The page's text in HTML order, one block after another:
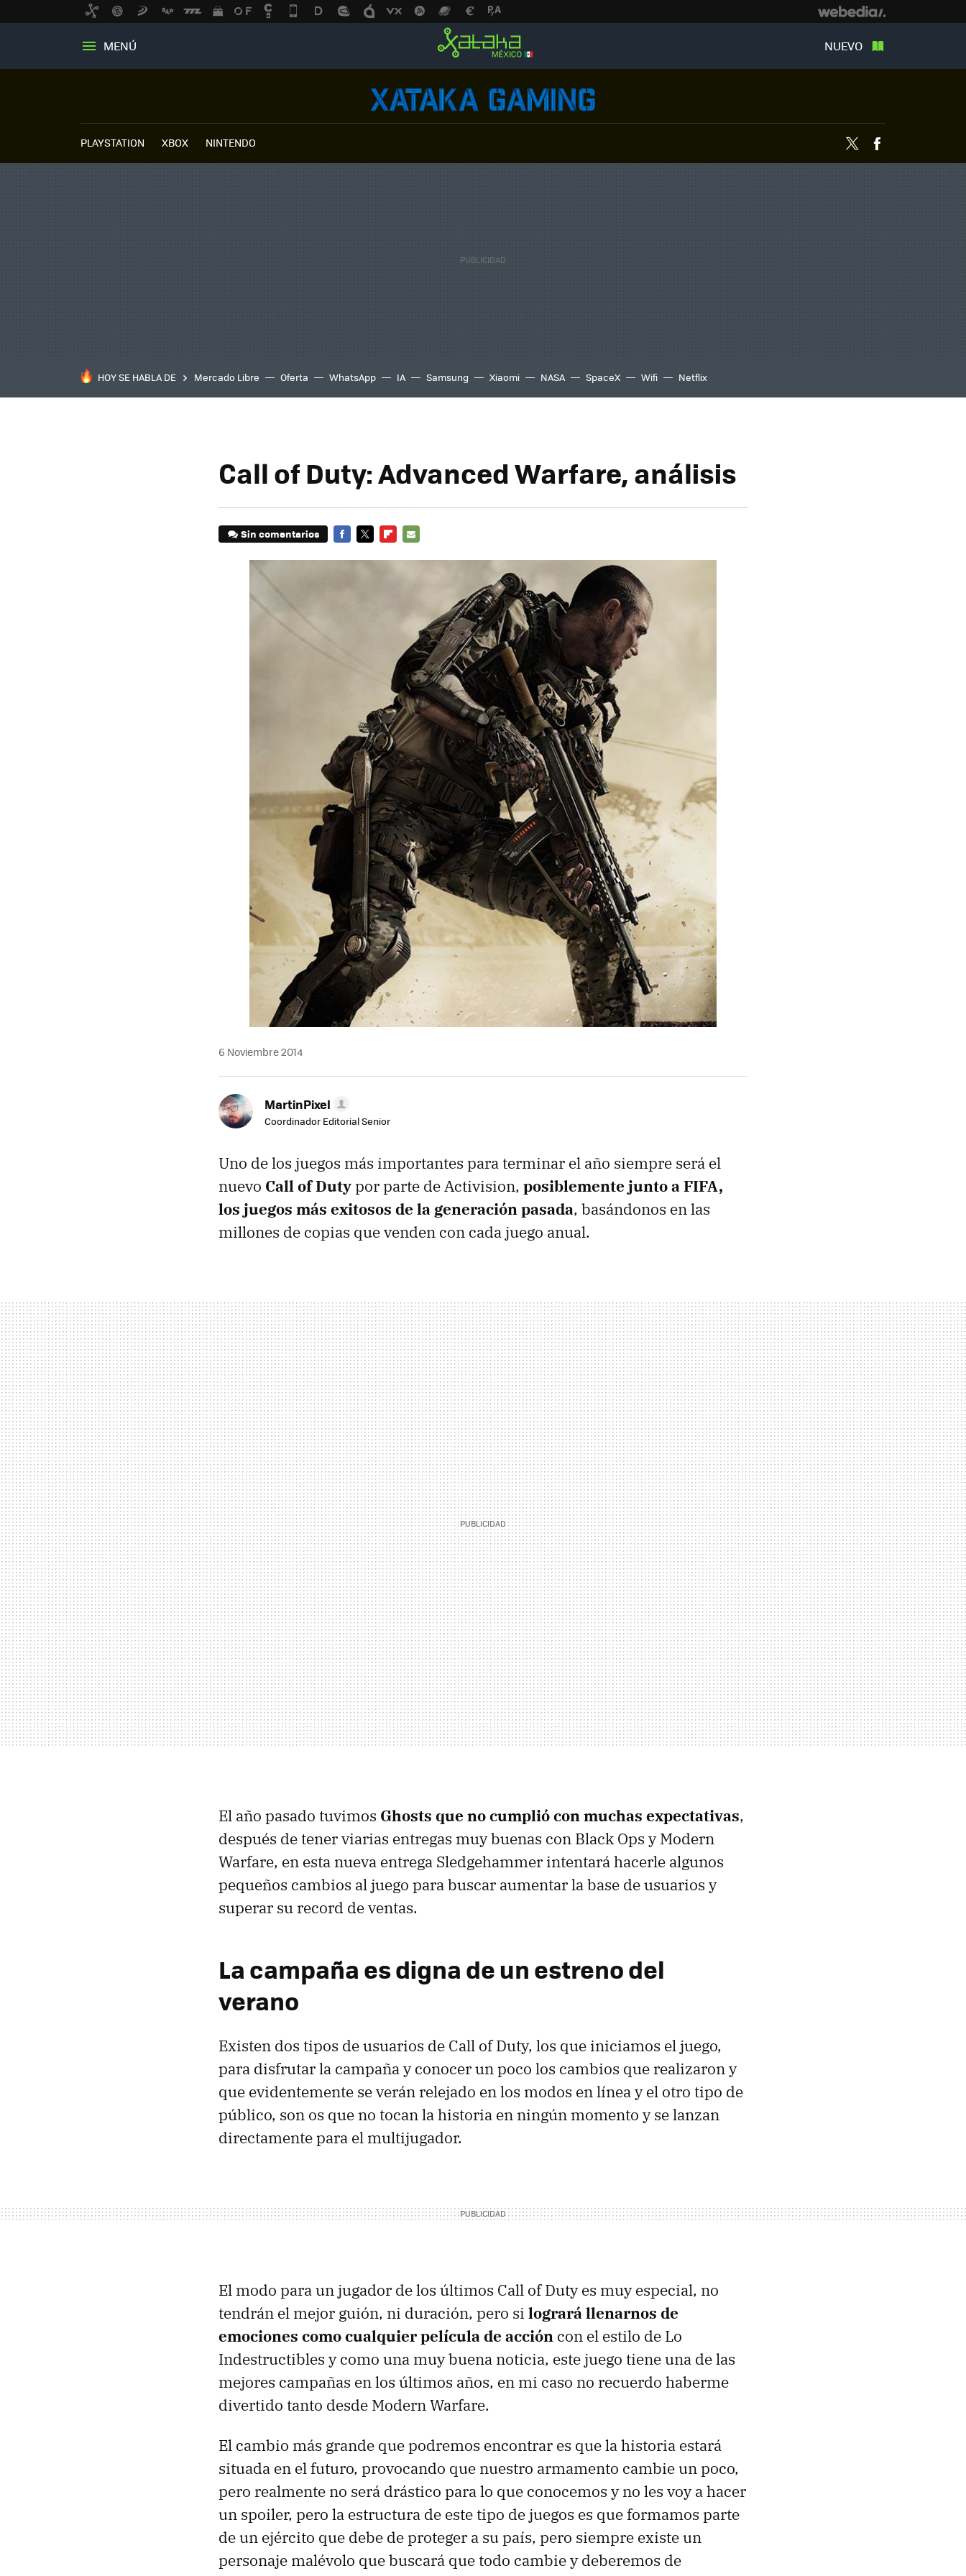
MENÚ NUEVO
PLAYSTATION XBOX NINTENDO Twitter
HOY SE HABLA DE Mercado Libre Oferta WhatsApp IA Samsung Xiaomi NASA SpaceX Wifi Netflix
Call of Duty: Advanced Warfare, análisis
Sin comentarios
6 Noviembre 2014
MartinPixel
Coordinador Editorial Senior
Uno de los juegos más importantes para terminar el año siempre será el
nuevo Call of Dutypor parte de Activision, posiblemente junto a FIFA,
los juegos más exitosos de la generación pasada, basándonos en las
millones de copias que venden con cada juego anual.
El año pasado tuvimos Ghosts que no cumplió con muchas expectativas,
después de tener viarias entregas muy buenas con Black Ops y Modern
Warfare, en esta nueva entrega Sledgehammer intentará hacerle algunos
pequeños cambios al juego para buscar aumentar la base de usuarios y
superar su record de ventas.
La campaña es digna de un estreno del
verano
Existen dos tipos de usuarios de Call of Duty, los que iniciamos el juego,
para disfrutar la campaña y conocer un poco los cambios que realizaron y
que evidentemente se verán relejado en los modos en línea y el otro tipo de
público, son os que no tocan la historia en ningún momento y se lanzan
directamente para el multijugador.
El modo para un jugador de los últimos Call of Duty es muy especial, no
tendrán el mejor guión, ni duración, pero si logrará llenarnos de
emociones como cualquier película de acción con el estilo de Lo
Indestructibles y como una muy buena noticia, este juego tiene una de las
mejores campañas en los últimos años, en mi caso no recuerdo haberme
divertido tanto desde Modern Warfare.
El cambio más grande que podremos encontrar es que la historia estará
situada en el futuro, provocando que nuestro armamento cambie un poco,
pero realmente no será drástico para lo que conocemos y no les voy a hacer
un spoiler, pero la estructura de este tipo de juegos es que formamos parte
de un ejército que debe de proteger a su país, pero siempre existe un
personaje malévolo que buscará que todo cambie y deberemos de